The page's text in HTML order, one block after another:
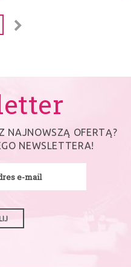
NAJNOWSZĄ OFERTĄ?
NEWSLETTERA!